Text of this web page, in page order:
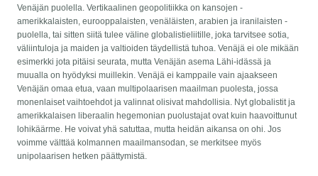
Venäjän puolella. Vertikaalinen geopolitiikka on kansojen -
amerikkalaisten, eurooppalaisten, venäläisten, arabien ja iranilaisten -
puolella, tai sitten siitä tulee väline globalistieliitille, joka tarvitsee sotia,
väliintuloja ja maiden ja valtioiden täydellistä tuhoa. Venäjä ei ole mikään
esimerkki jota pitäisi seurata, mutta Venäjän asema Lähi-idässä ja
muualla on hyödyksi muillekin. Venäjä ei kamppaile vain ajaakseen
Venäjän omaa etua, vaan multipolaarisen maailman puolesta, jossa
monenlaiset vaihtoehdot ja valinnat olisivat mahdollisia. Nyt globalistit ja
amerikkalaisen liberaalin hegemonian puolustajat ovat kuin haavoittunut
lohikäärme. He voivat yhä satuttaa, mutta heidän aikansa on ohi. Jos
voimme välttää kolmannen maailmansodan, se merkitsee myös
unipolaarisen hetken päättymistä.